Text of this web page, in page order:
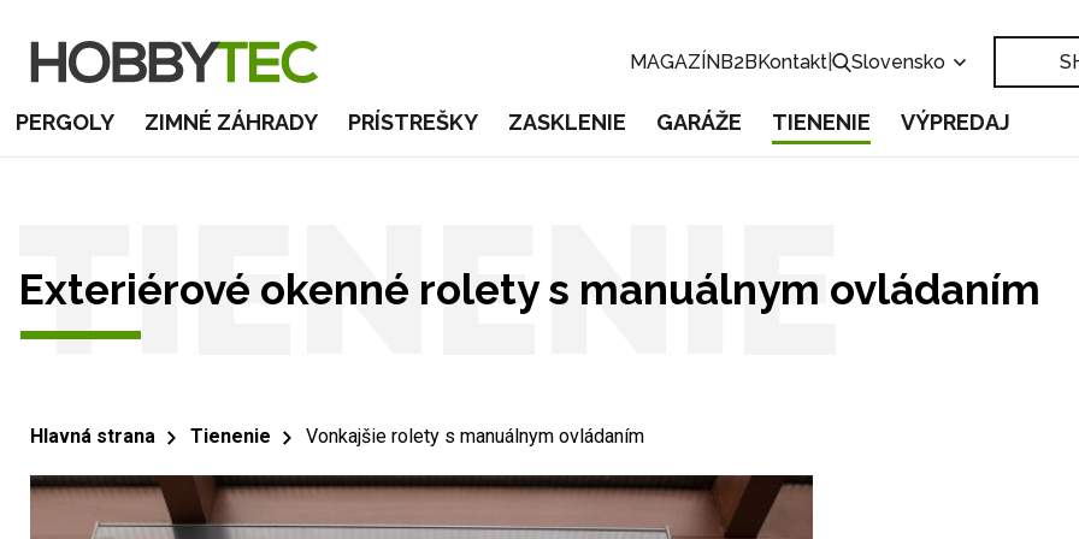
MAGAZÍNB2BKontakt Slovensko
PERGOLY ZIMNÉ ZÁHRADY PRÍSTREŠKY ZASKLENIE GARÁŽE TIENENIE VÝPREDAJ
TIENENIE
Exteriérové okenné rolety s manuálnym ovládaním
Hlavná strana Tienenie Vonkajšie rolety s manuálnym ovládaním